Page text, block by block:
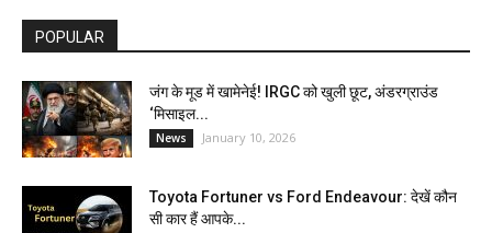
POPULAR
जंग के मूड में खामेनेई! IRGC को खुली छूट, अंडरग्राउंड
‘मिसाइल...
News January 10, 2026
Toyota Fortuner vs Ford Endeavour: देखें कौन
सी कार हैं आपके...